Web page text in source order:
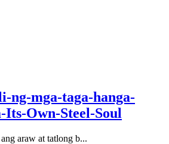
ng-mga-taga-hanga-
Its-Own-Steel-Soul
araw at tatlong b...